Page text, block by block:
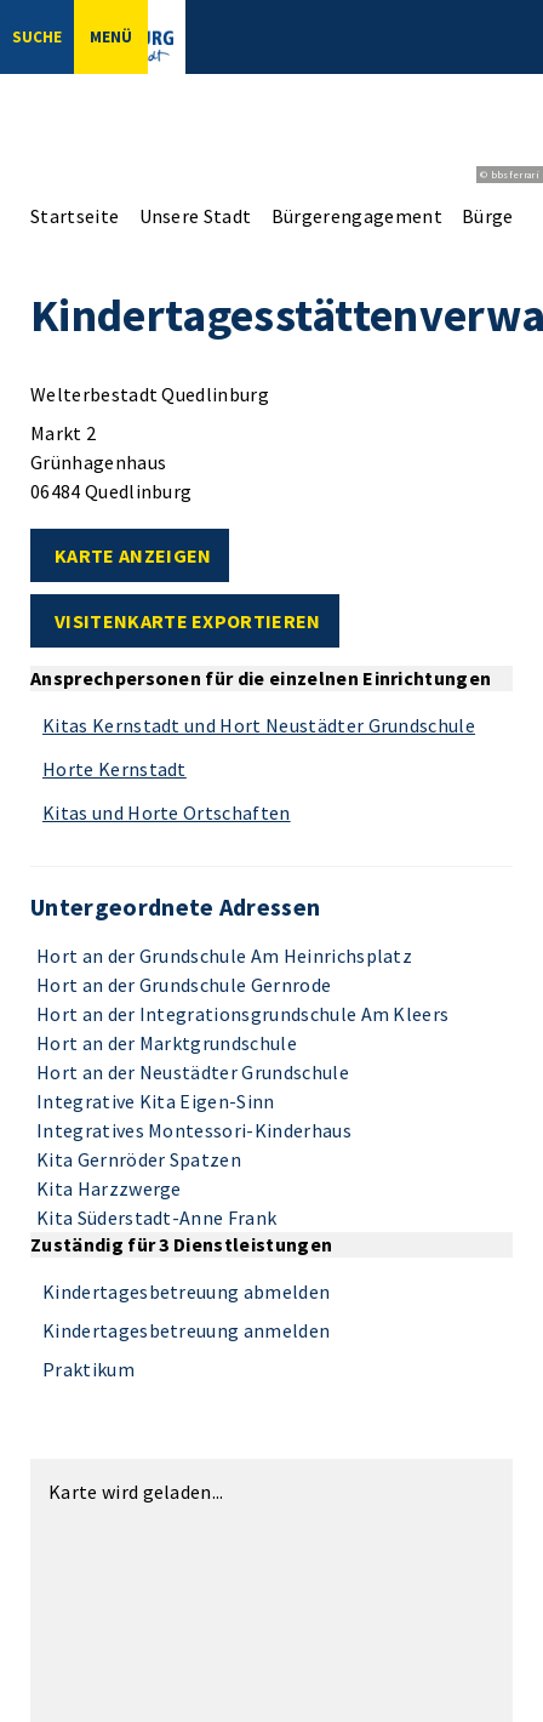
SUCHE MENÜ
© bbsferrari
Startseite Unsere Stadt Bürgerengagement
Welterbestadt Quedlinburg
Markt 2
Grünhagenhaus
06484 Quedlinburg
KARTE ANZEIGEN
VISITENKARTE EXPORTIEREN
Ansprechpersonen für die einzelnen Einrichtungen
Kitas Kernstadt und Hort Neustädter Grundschule
Horte Kernstadt
Kitas und Horte Ortschaften
Untergeordnete Adressen
Hort an der Grundschule Am Heinrichsplatz
Hort an der Grundschule Gernrode
Hort an der Integrationsgrundschule Am Kleers
Hort an der Marktgrundschule
Hort an der Neustädter Grundschule
Integrative Kita Eigen-Sinn
Integratives Montessori-Kinderhaus
Kita Gernröder Spatzen
Kita Harzzwerge
Kita Süderstadt-Anne Frank
Zuständig für 3 Dienstleistungen
Kindertagesbetreuung abmelden
Kindertagesbetreuung anmelden
Praktikum
Karte wird geladen...